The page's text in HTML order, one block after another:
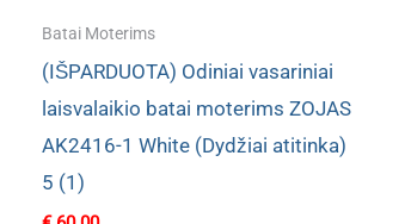
Batai Moterims
(IŠPARDUOTA) Odiniai vasariniai
laisvalaikio batai moterims ZOJAS
AK2416-1 White (Dydžiai atitinka)
5 (1)